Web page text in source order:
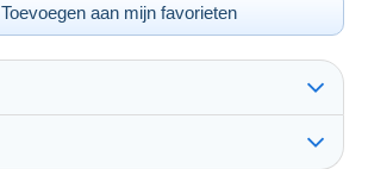
Toevoegen aan mijn favorieten